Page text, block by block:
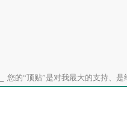
您的“顶贴”是对我最大的支持、